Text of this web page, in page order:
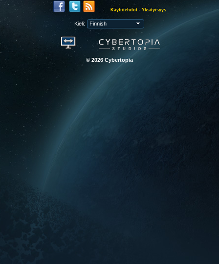
Käyttöehdot- Yksityisyys
Kieli:
© 2026 Cybertopia